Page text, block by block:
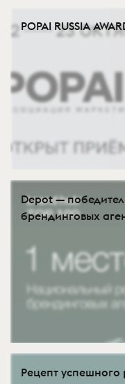
POPAI RUSSIA
Depot —
брендинговых
Рецепт